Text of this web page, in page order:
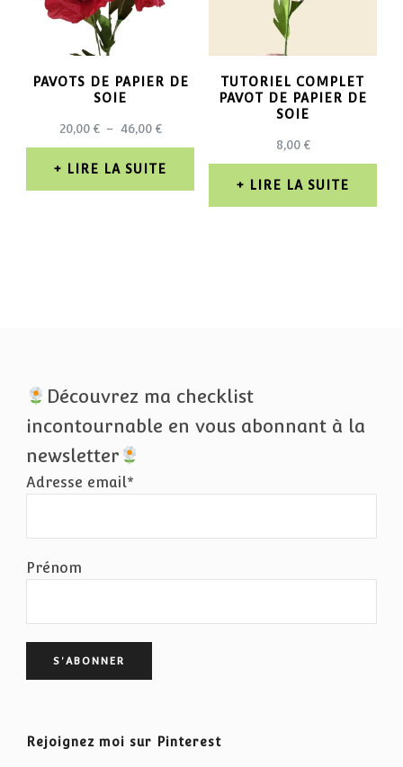
PAVOTS DE PAPIER DE
SOIE
20,00€ – 46,00€PLAGE
DE
PRIX :
LIRE LA SUITE
TUTORIEL COMPLET
PAVOT DE PAPIER DE
SOIE
8,00 €
LIRE LA SUITE
Découvrez ma checklist
incontournable en vous abonnant à la
newsletter
Adresse email*
Prénom
Rejoignez moi sur Pinterest